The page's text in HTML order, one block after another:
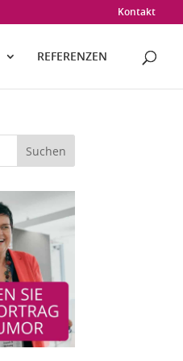
Kontakt
REFERENZEN